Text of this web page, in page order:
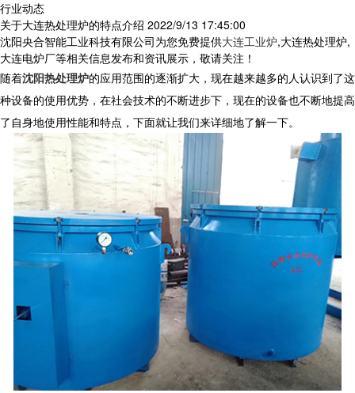
行业动态
关于大连热处理炉的特点介绍 2022/9/13 17:45:00
沈阳央合智能工业科技有限公司为您免费提供大连工业炉,大连热处理炉,
大连电炉厂等相关信息发布和资讯展示，敬请关注！
随着沈阳热处理炉的应用范围的逐渐扩大，现在越来越多的人认识到了这
种设备的使用优势，在社会技术的不断进步下，现在的设备也不断地提高
了自身地使用性能和特点，下面就让我们来详细地了解一下。